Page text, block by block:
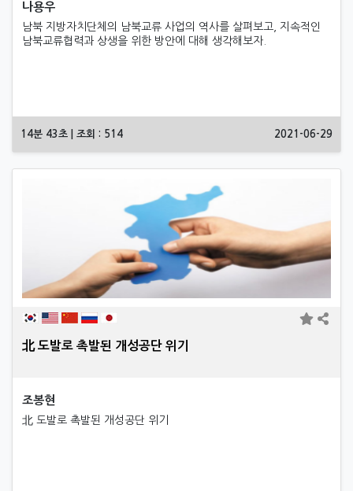
나용우
남북 지방자치단체의 남북교류 사업의 역사를 살펴보고, 지속적인
남북교류협력과 상생을 위한 방안에 대해 생각해보자.
14분 43초 | 조회 : 514 2021-06-29
北 도발로 촉발된 개성공단 위기
조봉현
北 도발로 촉발된 개성공단 위기